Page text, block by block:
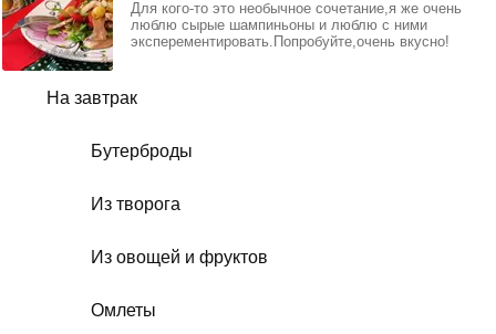
На завтрак
Бутерброды
Из творога
Из овощей и фруктов
Омлеты
Для кого-то это необычное сочетание,я же очень
люблю сырые шампиньоны и люблю с ними
эксперементировать.Попробуйте,очень вкусно!